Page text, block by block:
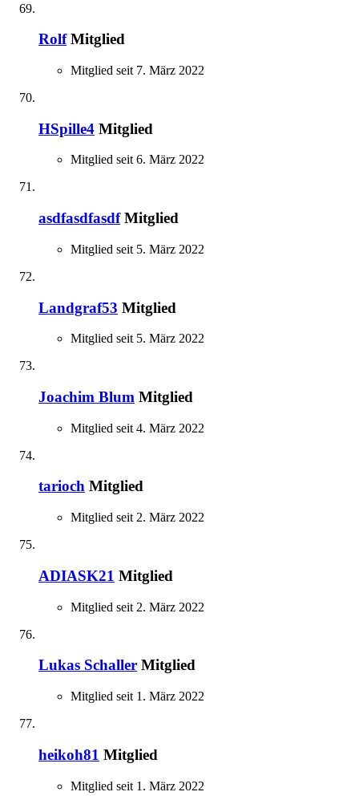
Rolf Mitglied
Mitglied seit 7. März 2022
HSpille4 Mitglied
Mitglied seit 6. März 2022
asdfasdfasdf Mitglied
Mitglied seit 5. März 2022
Landgraf53 Mitglied
Mitglied seit 5. März 2022
Joachim Blum Mitglied
Mitglied seit 4. März 2022
tarioch Mitglied
Mitglied seit 2. März 2022
ADIASK21 Mitglied
Mitglied seit 2. März 2022
Lukas Schaller Mitglied
Mitglied seit 1. März 2022
heikoh81 Mitglied
Mitglied seit 1. März 2022